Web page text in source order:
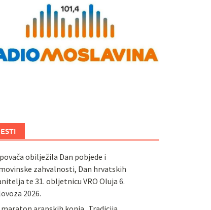
obilježila Dan pobjede i
zahvalnosti, Dan hrvatskih
te 31. obljetnicu VRO Oluja6.
2026.